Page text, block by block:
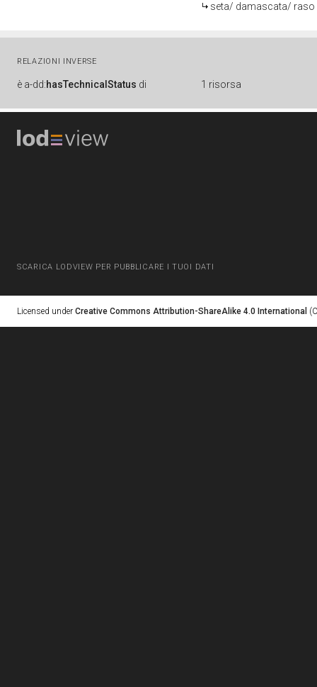
seta/ damascata/ raso
RELAZIONI INVERSE
è a-dd:hasTechnicalStatus di 1 risorsa
SCARICA LODVIEW PER PUBBLICARE I TUOI DATI
Licensed under Creative Commons Attribution-ShareAlike 4.0 International